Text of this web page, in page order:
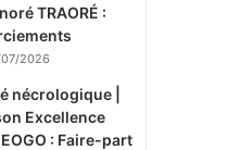
TRAORÉ :
2026
nécrologique |
Excellence
: Faire-part